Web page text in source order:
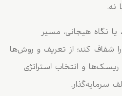
نه.
نگاه هیجانی، مسیر
شفاف کند؛ از تعریف و روش‌ها
ریسک‌ها و انتخاب استراتژی
سرمایه‌گذار.